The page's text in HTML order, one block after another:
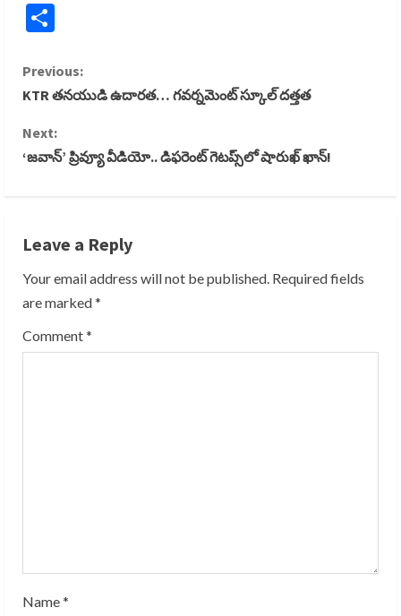
C
n
u
e
n
g
Previous:
KTR తనయుడి ఉదారత… గవర్నమెంట్ స్కూల్ దత్తత
Next:
‘జవాన్’ ప్రివ్యూ వీడియో.. డిఫరెంట్ గెటప్స్‌లో షారుఖ్ ఖాన్!
Leave a Reply
Your email address will not be published. Required fields
are marked*
Comment*
Name*